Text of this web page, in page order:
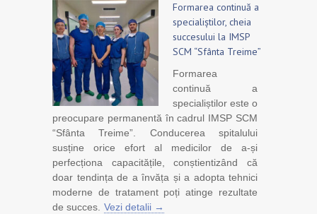
Formarea continuă a
specialiștilor, cheia
succesului la IMSP
SCM “Sfânta Treime”
Formarea
continuă a
specialiștilor este o
preocupare permanentă în cadrul IMSP SCM
“Sfânta Treime”. Conducerea spitalului
susține orice efort al medicilor de a-și
perfecționa capacitățile, conștientizând că
doar tendința de a învăța și a adopta tehnici
moderne de tratament poți atinge rezultate
de succes. Vezi detalii →